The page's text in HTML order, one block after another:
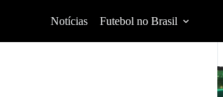
Notícias Futebol no Brasil